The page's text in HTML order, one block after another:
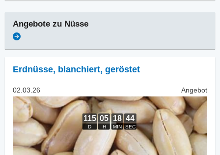
Angebote zu Nüsse
Erdnüsse, blanchiert, geröstet
02.03.26 Angebot